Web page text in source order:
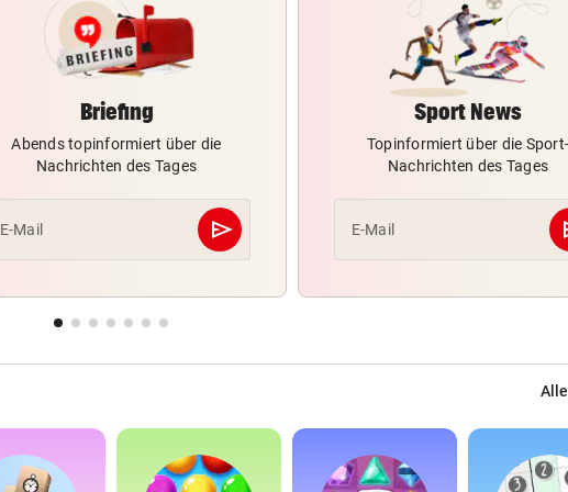
Briefing
Abends topinformiert über die
Nachrichten des Tages
E-Mail send
Abschicken
Sport News
Topinformiert über die Sport-
Nachrichten des Tages
E-Mail